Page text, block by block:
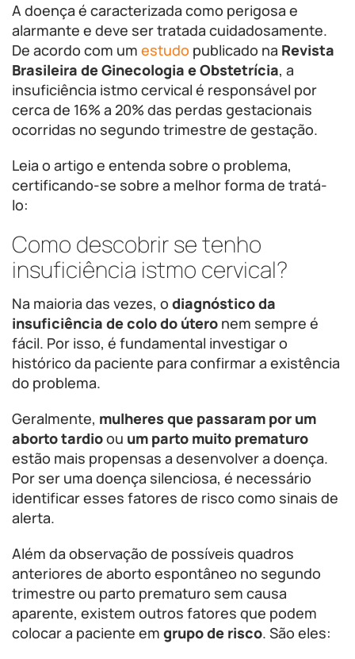
A doença é caracterizada como perigosa e
alarmante e deve ser tratada cuidadosamente.
De acordo com um estudo publicado na Revista
Brasileira de Ginecologia e Obstetrícia, a
insuficiência istmo cervical é responsável por
cerca de 16% a 20% das perdas gestacionais
ocorridas no segundo trimestre de gestação.
Leia o artigo e entenda sobre o problema,
certificando-se sobre a melhor forma de tratá-
lo:
Como descobrir se tenho
insuficiência istmo cervical?
Na maioria das vezes, o diagnóstico da
insuficiência de colo do útero nem sempre é
fácil. Por isso, é fundamental investigar o
histórico da paciente para confirmar a existência
do problema.
Geralmente, mulheres que passaram por um
aborto tardioou um parto muito prematuro
estão mais propensas a desenvolver a doença.
Por ser uma doença silenciosa, é necessário
identificar esses fatores de risco como sinais de
alerta.
Além da observação de possíveis quadros
anteriores de aborto espontâneo no segundo
trimestre ou parto prematuro sem causa
aparente, existem outros fatores que podem
colocar a paciente em grupo de risco. São eles: